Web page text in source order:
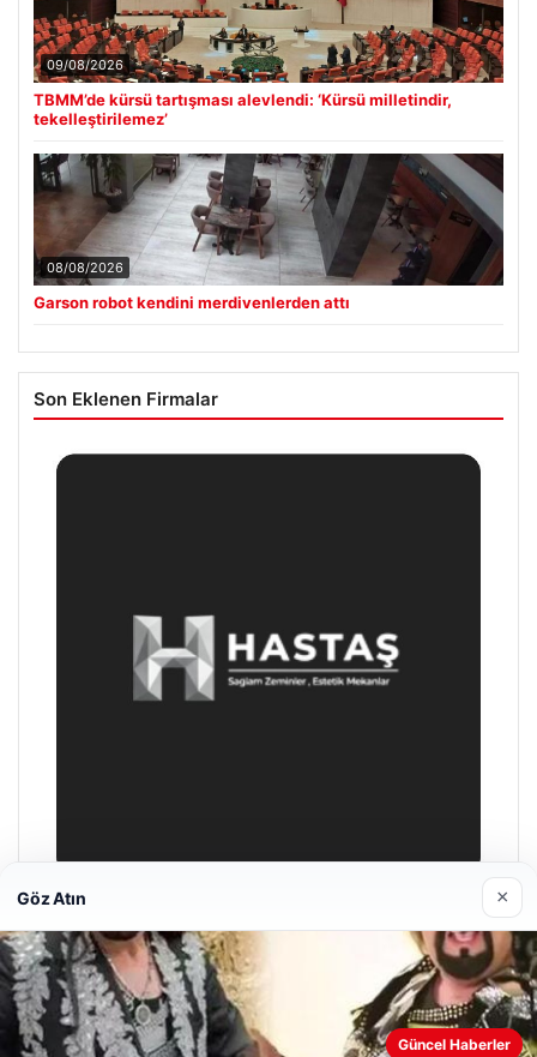
09/08/2026
TBMM’de kürsü tartışması alevlendi: ‘Kürsü milletindir,
tekelleştirilemez’
08/08/2026
Garson robot kendini merdivenlerden attı
Son Eklenen Firmalar
Enes Kaplan Avukatlık Bürosu
28/04/2026
Göz Atın ×
Güncel Haberler